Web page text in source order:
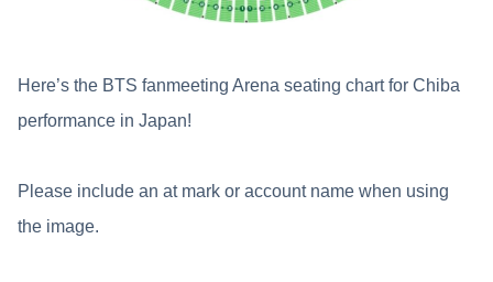
Here’s the BTS fanmeeting Arena seating chart for Chiba
performance in Japan!
Please include an at mark or account name when using
the image.